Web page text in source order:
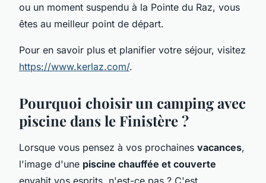
ou un moment suspendu à la Pointe du Raz, vous
êtes au meilleur point de départ.
Pour en savoir plus et planifier votre séjour, visitez
https://www.kerlaz.com/.
Pourquoi choisir un camping avec
piscine dans le Finistère ?
Lorsque vous pensez à vos prochaines vacances,
l'image d'une piscine chauffée et couverte
envahit vos esprits, n'est-ce pas ? C'est